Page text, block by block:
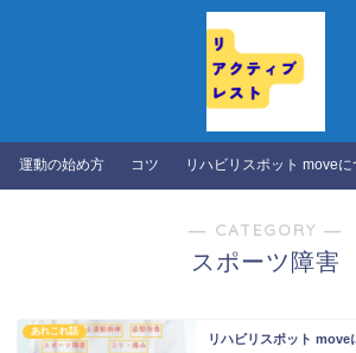
運動の始め方 コツ リハビリスポット moveに
― CATEGORY ―
スポーツ障害
あれこれ話
リハビリスポット move